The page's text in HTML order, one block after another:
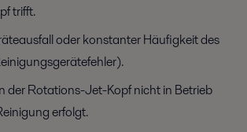
trifft.
oder konstanter Häufigkeit des
der Rotations-Jet-Kopf nicht in Betrieb
erfolgt.